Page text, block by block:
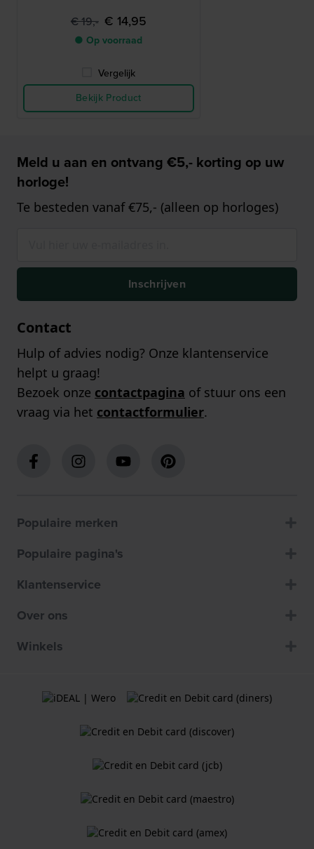
€ 19,- € 14,95
● Op voorraad
Vergelijk
Bekijk Product
Meld u aan en ontvang €5,- korting op uw
horloge!
Te besteden vanaf €75,- (alleen op horloges)
Inschrijven
Contact
Hulp of advies nodig? Onze klantenservice
helpt u graag!
Bezoek onze contactpagina of stuur ons een
vraag via het contactformulier.
Populaire merken
Populaire pagina's
Klantenservice
Over ons
Winkels